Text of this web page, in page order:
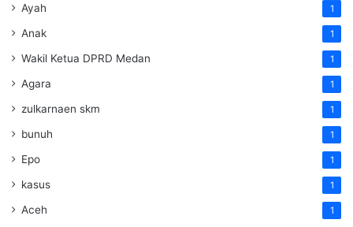
Ayah 1
Anak 1
Wakil Ketua DPRD Medan 1
Agara 1
zulkarnaen skm 1
bunuh 1
Epo 1
kasus 1
Aceh 1